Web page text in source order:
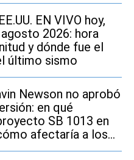
EN VIVO hoy,
2026: hora
y dónde fue el
último sismo
Newson no aprobó
en qué
SB 1013 en
afectaría a los